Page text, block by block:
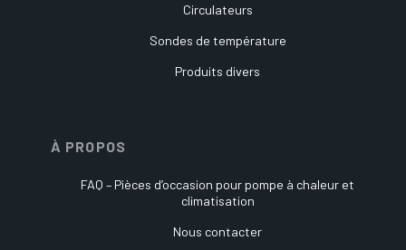
Circulateurs
Sondes de température
Produits divers
À PROPOS
FAQ – Pièces d’occasion pour pompe à chaleur et
climatisation
Nous contacter